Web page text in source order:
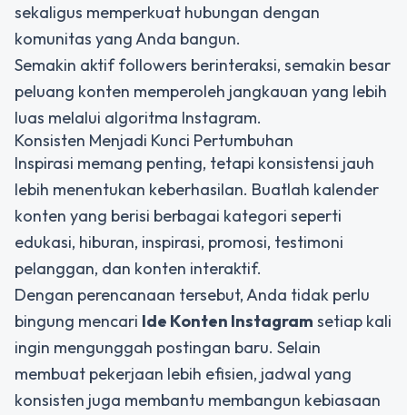
sekaligus memperkuat hubungan dengan
komunitas yang Anda bangun.
Semakin aktif followers berinteraksi, semakin besar
peluang konten memperoleh jangkauan yang lebih
luas melalui algoritma Instagram.
Konsisten Menjadi Kunci Pertumbuhan
Inspirasi memang penting, tetapi konsistensi jauh
lebih menentukan keberhasilan. Buatlah kalender
konten yang berisi berbagai kategori seperti
edukasi, hiburan, inspirasi, promosi, testimoni
pelanggan, dan konten interaktif.
Dengan perencanaan tersebut, Anda tidak perlu
bingung mencari Ide Konten Instagram setiap kali
ingin mengunggah postingan baru. Selain
membuat pekerjaan lebih efisien, jadwal yang
konsisten juga membantu membangun kebiasaan